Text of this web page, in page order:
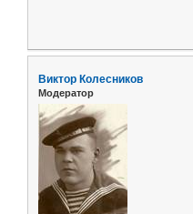
Виктор Колесников
Модератор